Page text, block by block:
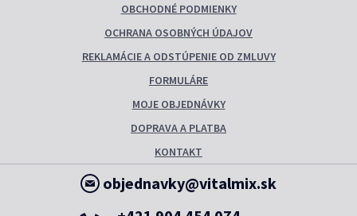
OBCHODNÉ PODMIENKY
OCHRANA OSOBNÝCH ÚDAJOV
REKLAMÁCIE A ODSTÚPENIE OD ZMLUVY
FORMULÁRE
MOJE OBJEDNÁVKY
DOPRAVA A PLATBA
KONTAKT
objednavky@vitalmix.sk